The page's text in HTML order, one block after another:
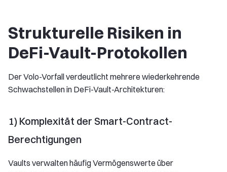
Strukturelle Risiken in
DeFi-Vault-Protokollen
Der Volo-Vorfall verdeutlicht mehrere wiederkehrende
Schwachstellen in DeFi-Vault-Architekturen:
1) Komplexität der Smart-Contract-
Berechtigungen
Vaults verwalten häufig Vermögenswerte über